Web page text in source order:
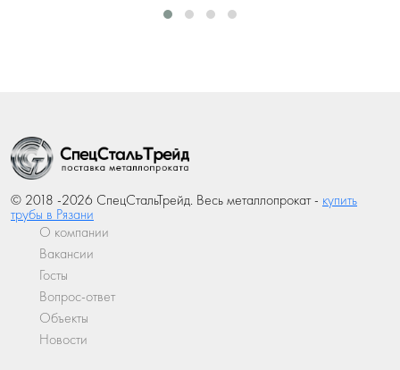
© 2018 -2026 СпецСтальТрейд. Весь металлопрокат - купить
трубы в Рязани
О компании
Вакансии
Госты
Вопрос-ответ
Объекты
Новости